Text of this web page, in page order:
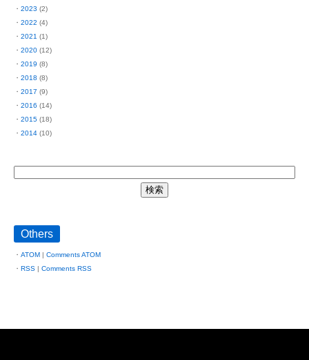
2023 (2)
2022 (4)
2021 (1)
2020 (12)
2019 (8)
2018 (8)
2017 (9)
2016 (14)
2015 (18)
2014 (10)
Others
ATOM | Comments ATOM
RSS | Comments RSS